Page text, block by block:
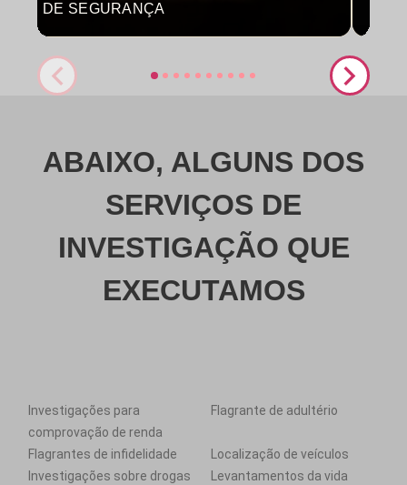
DE SEGURANÇA
ABAIXO, ALGUNS DOS
SERVIÇOS DE
INVESTIGAÇÃO QUE
EXECUTAMOS
Investigações para
comprovação de renda
Flagrante de adultério
Flagrantes de infidelidade
Localização de veículos
Investigações sobre drogas
Levantamentos da vida